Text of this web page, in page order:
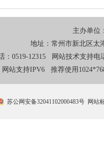
主办单位
地址：常州市新北区
：0519-12315 网站技术支持电
网站支持IPV6 推荐使用
苏公网安备32041102000483号 网站